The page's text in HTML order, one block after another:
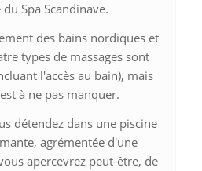
Spa Scandinave.
des bains nordiques et
types de massages sont
l'accès au bain), mais
à ne pas manquer.
détendez dans une piscine
agrémentée d'une
apercevrez peut-être, de